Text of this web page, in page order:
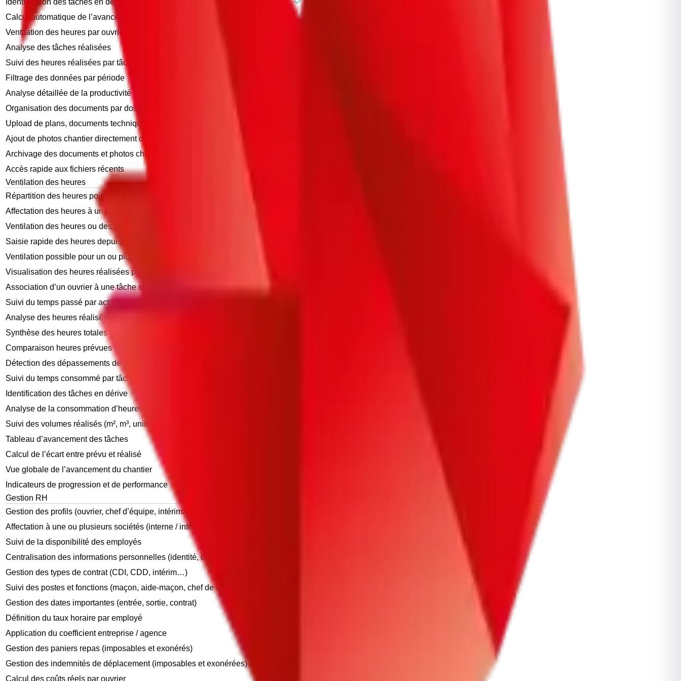
Calcul automatique de l’avancement global du chantier
Ventilation des heures par ouvrier
Analyse des tâches réalisées
Suivi des heures réalisées par tâche
Filtrage des données par période
Analyse détaillée de la productivité des équipes
Organisation des documents par dossiers
Upload de plans, documents techniques
Ajout de photos chantier directement depuis le terrain
Archivage des documents et photos chantier
Accès rapide aux fichiers récents
Ventilation des heures
Répartition des heures pointées entre plusieurs tâches
Affectation des heures à un lot ou sous-lot
Ventilation des heures ou des volumes réalisés
Saisie rapide des heures depuis l’application mobile
Ventilation possible pour un ou plusieurs ouvriers
Visualisation des heures réalisées par ouvrier
Association d’un ouvrier à une tâche spécifique
Suivi du temps passé par activité
Analyse des heures réalisées par personne
Synthèse des heures totales par période
Comparaison heures prévues vs heures réalisées
Détection des dépassements de temps
Suivi du temps consommé par tâche
Identification des tâches en dérive
Analyse de la consommation d’heures par lot
Suivi des volumes réalisés (m², m³, unités…)
Tableau d’avancement des tâches
Calcul de l’écart entre prévu et réalisé
Vue globale de l’avancement du chantier
Indicateurs de progression et de performance
Gestion RH
Gestion des profils (ouvrier, chef d’équipe, intérimaire, administratif)
Affectation à une ou plusieurs sociétés (interne / intérim)
Suivi de la disponibilité des employés
Centralisation des informations personnelles (identité, coordonnées)
Gestion des types de contrat (CDI, CDD, intérim…)
Suivi des postes et fonctions (maçon, aide-maçon, chef de chantier…)
Gestion des dates importantes (entrée, sortie, contrat)
Définition du taux horaire par employé
Application du coefficient entreprise / agence
Gestion des paniers repas (imposables et exonérés)
Gestion des indemnités de déplacement (imposables et exonérées)
Calcul des coûts réels par ouvrier